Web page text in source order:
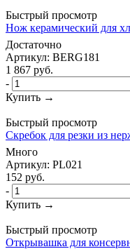
Быстрый просмотр
Нож керамический для
Достаточно
Артикул: BERG181
1 867 руб.
-
Купить →
Быстрый просмотр
Скребок для резки из
Много
Артикул: PL021
152 руб.
-
Купить →
Быстрый просмотр
Открывашка для